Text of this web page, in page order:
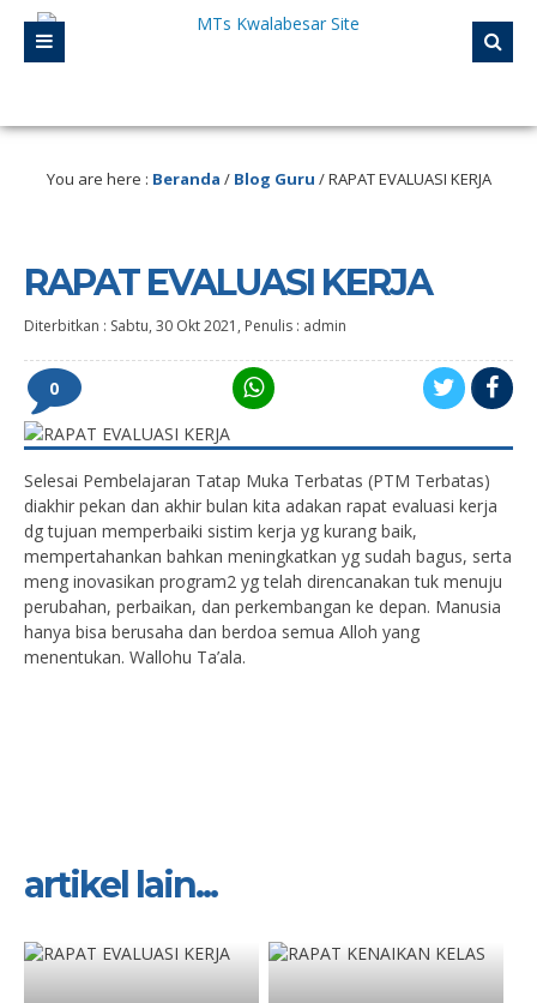
MTs Kwalabesar untuk menuju Madrasah Hebat Bermartabat
You are here : Beranda / Blog Guru /RAPAT EVALUASI KERJA
RAPAT EVALUASI KERJA
Diterbitkan : Sabtu, 30 Okt 2021 , Penulis : admin
0
Selesai Pembelajaran Tatap Muka Terbatas (PTM Terbatas)
diakhir pekan dan akhir bulan kita adakan rapat evaluasi kerja
dg tujuan memperbaiki sistim kerja yg kurang baik,
mempertahankan bahkan meningkatkan yg sudah bagus, serta
meng inovasikan program2 yg telah direncanakan tuk menuju
perubahan, perbaikan, dan perkembangan ke depan. Manusia
hanya bisa berusaha dan berdoa semua Alloh yang
menentukan. Wallohu Ta’ala.
artikel lain...